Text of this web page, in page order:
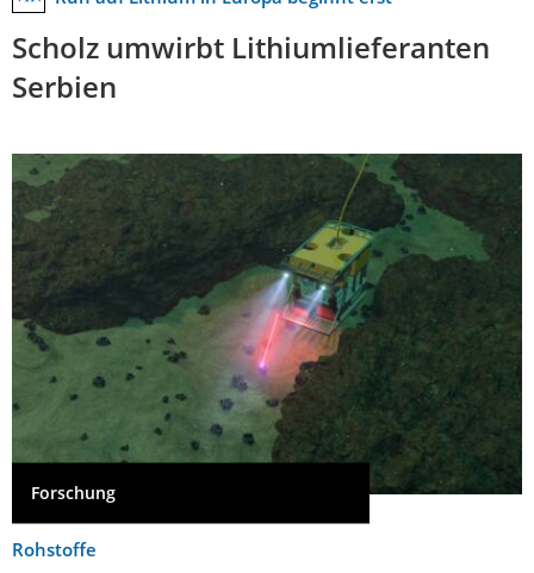
Scholz umwirbt Lithiumlieferanten
Serbien
Forschung
Rohstoffe